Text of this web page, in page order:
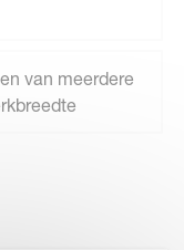
van meerdere